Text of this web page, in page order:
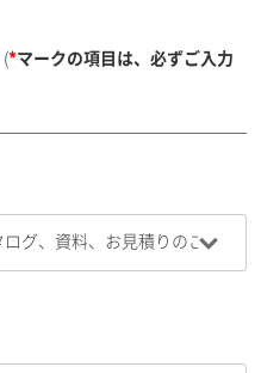
(*マークの項目は、必ずご入力